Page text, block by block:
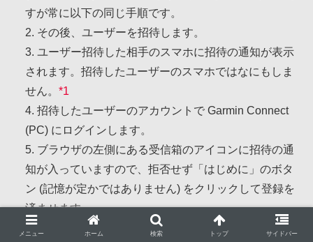
すが常に以下の同じ手順です。
2. その後、ユーザーを招待します。
3. ユーザー招待した相手のスマホに招待の通知が表示
されます。招待したユーザーのスマホではなにもしま
せん。 *1
4. 招待したユーザーのアカウントで Garmin Connect
(PC) にログインします。
5. ブラウザの左側にある受信箱のアイコンに招待の通
知が入っていますので、拒否せず「はじめに」のボタ
ン (記憶が定かではありません) をクリックして登録を
済ませます
6. 招待した相手が Index Smart Scale にのると測定され
メニュー ホーム 検索 トップ サイドバー